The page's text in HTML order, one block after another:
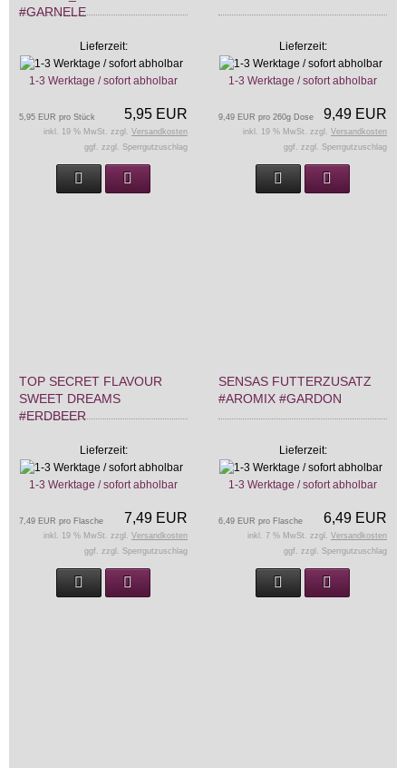
#GARNELE
Lieferzeit:
1-3 Werktage / sofort abholbar
5,95 EUR
5,95 EUR pro Stück
inkl. 19 % MwSt. zzgl. Versandkosten
ggf. zzgl. Sperrgutzuschlag
Lieferzeit:
1-3 Werktage / sofort abholbar
9,49 EUR
9,49 EUR pro 260g Dose
inkl. 19 % MwSt. zzgl. Versandkosten
ggf. zzgl. Sperrgutzuschlag
TOP SECRET FLAVOUR
SWEET DREAMS
#ERDBEER
Lieferzeit:
1-3 Werktage / sofort abholbar
7,49 EUR
7,49 EUR pro Flasche
inkl. 19 % MwSt. zzgl. Versandkosten
ggf. zzgl. Sperrgutzuschlag
SENSAS FUTTERZUSATZ
#AROMIX #GARDON
Lieferzeit:
1-3 Werktage / sofort abholbar
6,49 EUR
6,49 EUR pro Flasche
inkl. 7 % MwSt. zzgl. Versandkosten
ggf. zzgl. Sperrgutzuschlag